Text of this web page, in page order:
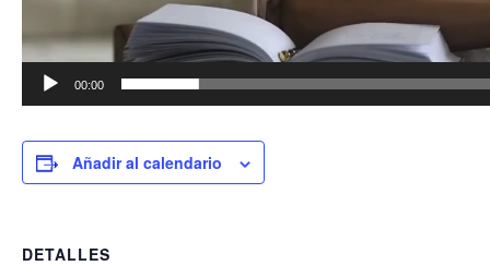
00:00
Añadir al calendario
DETALLES